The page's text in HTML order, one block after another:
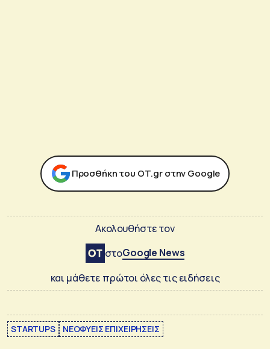
Προσθήκη του ΟΤ.gr στην Google
Ακολουθήστε τον
στοGoogle News
και μάθετε πρώτοι όλες τις ειδήσεις
STARTUPS ΝΕΟΦΥΕΙΣ ΕΠΙΧΕΙΡΗΣΕΙΣ